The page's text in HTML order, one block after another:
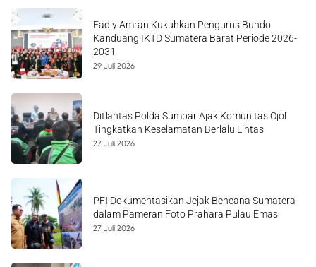
Fadly Amran Kukuhkan Pengurus Bundo
Kanduang IKTD Sumatera Barat Periode 2026-
2031
29 Juli 2026
Ditlantas Polda Sumbar Ajak Komunitas Ojol
Tingkatkan Keselamatan Berlalu Lintas
27 Juli 2026
PFI Dokumentasikan Jejak Bencana Sumatera
dalam Pameran Foto Prahara Pulau Emas
27 Juli 2026